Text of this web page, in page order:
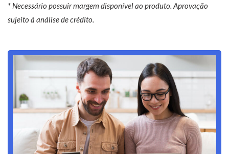
* Necessário possuir margem disponível ao produto. Aprovação
sujeito à análise de crédito.